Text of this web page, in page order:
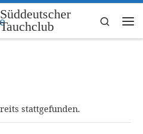
Süddeutscher
Tauchclub
Search
stattgefunden.